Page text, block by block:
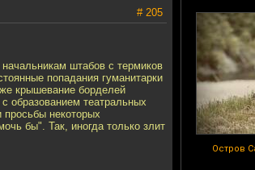
Остров
# 205
штабов с термиков
попадания гуманитарки
крышевание борделей
образованием театральных
некоторых
бы". Так, иногда только злит